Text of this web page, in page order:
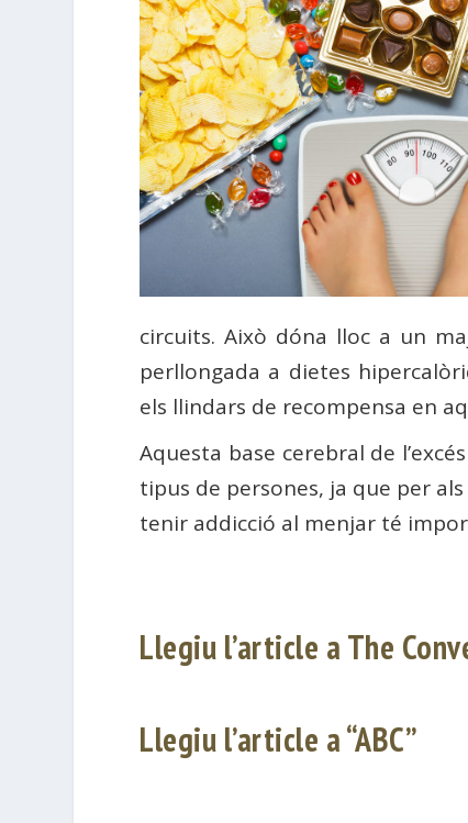
circuits. Això dóna lloc a un
perllongada a dietes
els llindars de recompensa en
Aquesta base cerebral de
tipus de persones, ja que per
tenir addicció al menjar té
Llegiu l’article a The
Llegiu l’article a “ABC”